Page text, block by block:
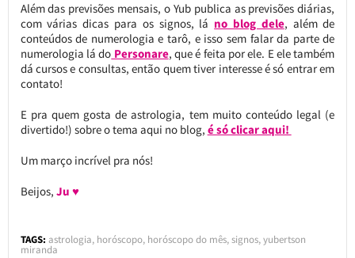
Além das previsões mensais, o Yub publica as previsões diárias,
com várias dicas para os signos, lá no blog dele, além de
conteúdos de numerologia e tarô, e isso sem falar da parte de
numerologia lá do Personare, que é feita por ele. E ele também
dá cursos e consultas, então quem tiver interesse é só entrar em
contato!
E pra quem gosta de astrologia, tem muito conteúdo legal (e
divertido!) sobre o tema aqui no blog, é só clicar aqui!
Um março incrível pra nós!
Beijos, Ju ♥
TAGS: astrologia, horóscopo, horóscopo do mês,signos,yubertson
miranda